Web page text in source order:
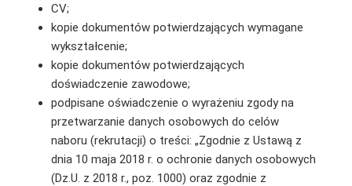
CV;
kopie dokumentów potwierdzających wymagane
wykształcenie;
kopie dokumentów potwierdzających
doświadczenie zawodowe;
podpisane oświadczenie o wyrażeniu zgody na
przetwarzanie danych osobowych do celów
naboru (rekrutacji) o treści: „Zgodnie z Ustawą z
dnia 10 maja 2018 r. o ochronie danych osobowych
(Dz.U. z 2018 r., poz. 1000) oraz zgodnie z